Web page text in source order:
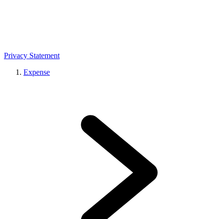
Privacy Statement
Expense